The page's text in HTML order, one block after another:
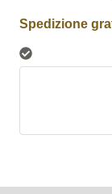
Spedizione